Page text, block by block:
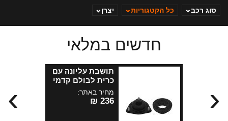
ב. ינוביץ
סוג רכב
כל הקטגוריות יצרן
חדשים במלאי
תושבת עליונה עם
כרית לבולם קדמי
דודג' ג'רני מנועי
2.4 ליטר
מחיר באתר:
236 ₪
› ‹